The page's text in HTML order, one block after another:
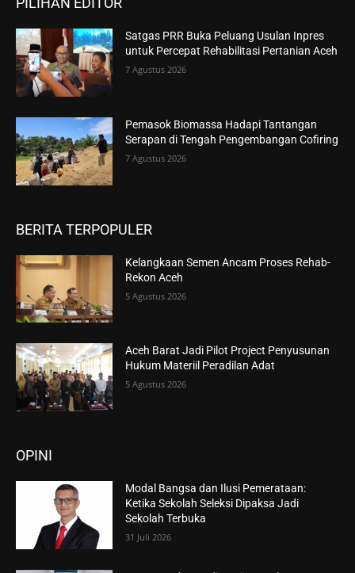
Satgas PRR Buka Peluang Usulan Inpres
untuk Percepat Rehabilitasi Pertanian Aceh
7 Agustus 2026
Pemasok Biomassa Hadapi Tantangan
Serapan di Tengah Pengembangan Cofiring
7 Agustus 2026
BERITA TERPOPULER
Kelangkaan Semen Ancam Proses Rehab-
Rekon Aceh
5 Agustus 2026
Aceh Barat Jadi Pilot Project Penyusunan
Hukum Materiil Peradilan Adat
5 Agustus 2026
OPINI
Modal Bangsa dan Ilusi Pemerataan:
Ketika Sekolah Seleksi Dipaksa Jadi
Sekolah Terbuka
31 Juli 2026